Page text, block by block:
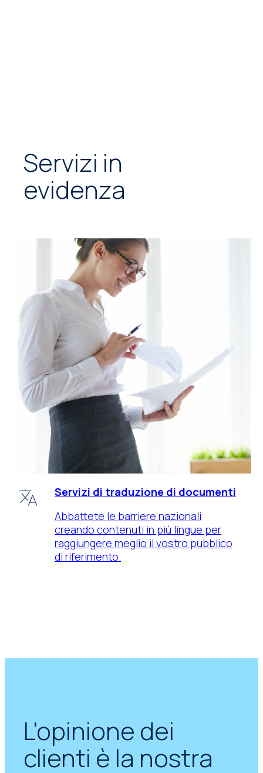
Servizi in
evidenza
Servizi di traduzione di documenti
Abbattete le barriere nazionali
creando contenuti in più lingue per
raggiungere meglio il vostro pubblico
di riferimento.
L'opinione dei
clienti è la nostra